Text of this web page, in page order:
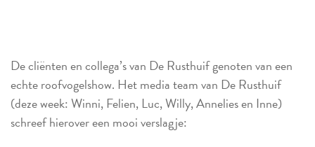
De cliënten en collega’s van De Rusthuif genoten van een
echte roofvogelshow. Het media team van De Rusthuif
(deze week: Winni, Felien, Luc, Willy, Annelies en Inne)
schreef hierover een mooi verslagje: